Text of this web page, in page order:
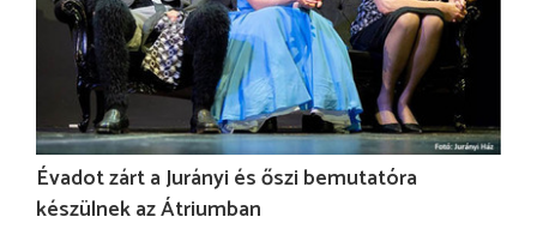
Évadot zárt a Jurányi és őszi bemutatóra
készülnek az Átriumban